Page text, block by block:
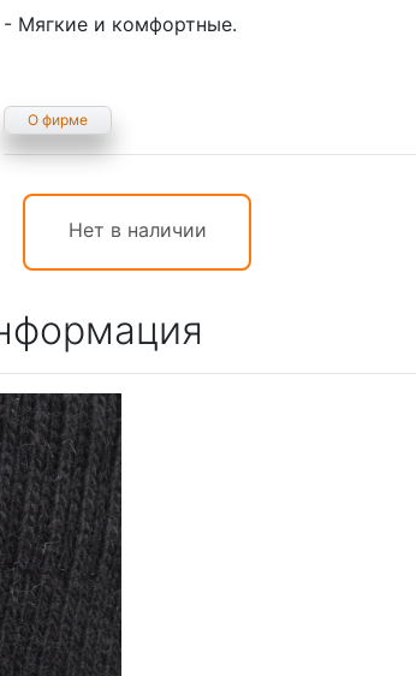
- Мягкие и комфортные.
О фирме
Нет в наличии